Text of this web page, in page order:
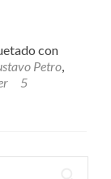
con
Petro,
5